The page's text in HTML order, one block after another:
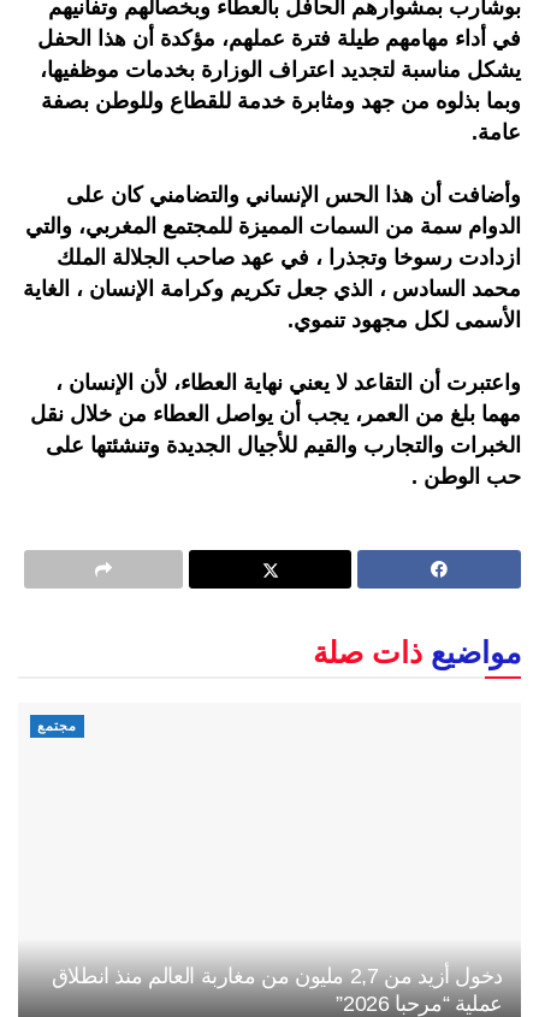
بوشارب بمشوارهم الحافل بالعطاء وبخصالهم وتفانيهم
في أداء مهامهم طيلة فترة عملهم، مؤكدة أن هذا الحفل
يشكل مناسبة لتجديد اعتراف الوزارة بخدمات موظفيها،
وبما بذلوه من جهد ومثابرة خدمة للقطاع وللوطن بصفة
عامة.
وأضافت أن هذا الحس الإنساني والتضامني كان على
الدوام سمة من السمات المميزة للمجتمع المغربي، والتي
ازدادت رسوخا وتجذرا ، في عهد صاحب الجلالة الملك
محمد السادس ، الذي جعل تكريم وكرامة الإنسان ، الغاية
الأسمى لكل مجهود تنموي.
واعتبرت أن التقاعد لا يعني نهاية العطاء، لأن الإنسان ،
مهما بلغ من العمر، يجب أن يواصل العطاء من خلال نقل
الخبرات والتجارب والقيم للأجيال الجديدة وتنشئتها على
حب الوطن .
مواضيع ذات صلة
مجتمع
دخول أزيد من 2,7 مليون من مغاربة العالم منذ انطلاق
عملية “مرحبا 2026”